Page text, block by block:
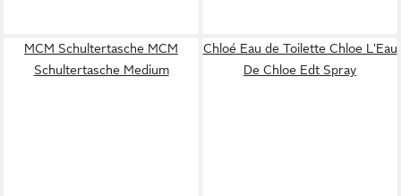
MCM Schultertasche MCM
Schultertasche Medium
Chloé Eau de Toilette Chloe L'Eau
De Chloe Edt Spray